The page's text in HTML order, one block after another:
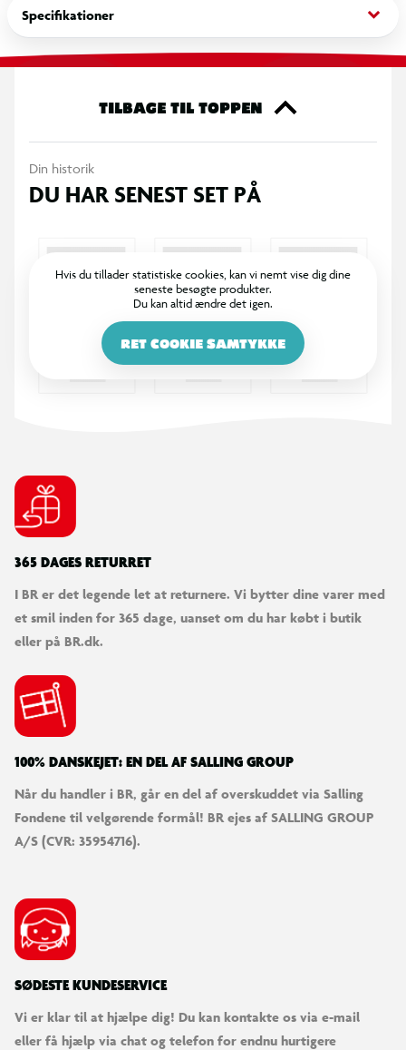
af den fine Ravensburger-kvalitet med denne familievenlige
aktivitet! Alder 6+
Specifikationer keyboard_arrow_down
TILBAGE TIL TOPPEN
Din historik
DU HAR SENEST SET PÅ
Hvis du tillader statistiske cookies, kan vi nemt vise dig dine
seneste besøgte produkter.
Du kan altid ændre det igen.
RET COOKIE SAMTYKKE
365 DAGES RETURRET
I BR er det legende let at returnere. Vi bytter dine varer med
et smil inden for 365 dage, uanset om du har købt i butik
eller på BR.dk.
100% DANSKEJET: EN DEL AF SALLING GROUP
Når du handler i BR, går en del af overskuddet via Salling
Fondene til velgørende formål! BR ejes af SALLING GROUP
A/S (CVR: 35954716).
SØDESTE KUNDESERVICE
Vi er klar til at hjælpe dig! Du kan kontakte os via e-mail
eller få hjælp via chat og telefon for endnu hurtigere